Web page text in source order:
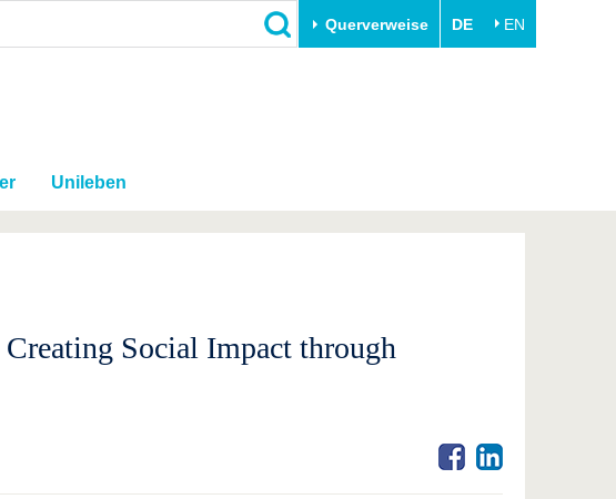
Querverweise DE EN
Unileben
Social Impact through